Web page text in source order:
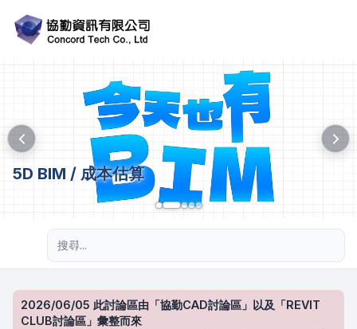
5D BIM / 成本估算
2026/06/05 此討論區由「協勤CAD討論區」以及「REVIT
CLUB討論區」彙整而來